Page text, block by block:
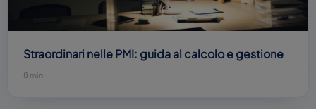
Straordinari nelle PMI: guida al calcolo e gestione
8 min